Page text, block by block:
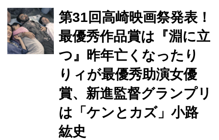
のは、片渕須直監督が初となる快挙と
なる。 2位は『シン・ゴジラ』3位は
『淵に立つ』と続いて10位までのライ
ンナップされた作品は各映画祭で受賞
している作品が並ぶ。 また、主演女優
賞は『湯を沸かすほどの熱い愛』の宮
沢りえ、主演男優賞は『ディストラク
ション・ベイビーズ』の柳楽優弥が受
賞した。 2016年 第90回キネマ...
第31回高崎映画祭発表！
最優秀作品賞は『淵に立
つ』昨年亡くなったり
りィが最優秀助演女優
賞、新進監督グランプリ
は「ケンとカズ」小路
紘史